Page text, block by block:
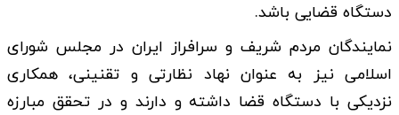
دستگاه قضایی باشد.
نمایندگان مردم شریف و سرافراز ایران در مجلس شورای
اسلامی نیز به عنوان نهاد نظارتی و تقنینی، همکاری
نزدیکی با دستگاه قضا داشته و دارند و در تحقق مبارزه